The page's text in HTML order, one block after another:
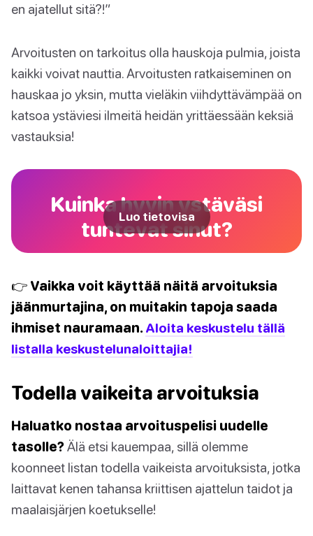
en ajatellut sitä?!”
Arvoitusten on tarkoitus olla hauskoja pulmia, joista
kaikki voivat nauttia. Arvoitusten ratkaiseminen on
hauskaa jo yksin, mutta vieläkin viihdyttävämpää on
katsoa ystäviesi ilmeitä heidän yrittäessään keksiä
vastauksia!
Kuinka hyvin ystäväsi
tuntevat sinut?
Luo tietovisa
👉 Vaikka voit käyttää näitä arvoituksia
jäänmurtajina, on muitakin tapoja saada
ihmiset nauramaan. Aloita keskustelu tällä
listalla keskustelunaloittajia!
Todella vaikeita arvoituksia
Haluatko nostaa arvoituspelisi uudelle
tasolle?Älä etsi kauempaa, sillä olemme
koonneet listan todella vaikeista arvoituksista, jotka
laittavat kenen tahansa kriittisen ajattelun taidot ja
maalaisjärjen koetukselle!